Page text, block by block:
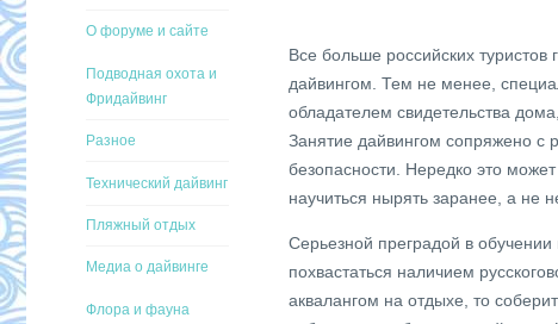
Все больше российских
дайвингом. Тем не менее,
обладателем свидетельства
Занятие дайвингом сопряжено с
безопасности. Нередко это
научиться нырять заранее, а не
Серьезной преградой в
похвастаться наличием
аквалангом на отдыхе, то
О форуме и сайте
Подводная охота и
Фридайвинг
Разное
Технический дайвинг
Пляжный отдых
Медиа о дайвинге
Флора и фауна